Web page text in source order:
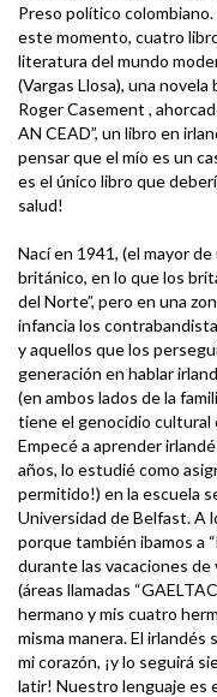
Preso político
este momento, cuatro
literatura del mundo
(Vargas Llosa), una
Roger Casement ,
AN CEAD”, un libro en
pensar que el mío es un
es el único libro que
salud!
Nací en 1941, (el mayor
británico, en lo que los
del Norte”, pero en una
infancia los
y aquellos que los
generación en hablar
(en ambos lados de la
tiene el genocidio cultural
Empecé a aprender
años, lo estudié como
permitido!) en la escuela
Universidad de Belfast. A
porque también ibamos a
durante las vacaciones de
(áreas llamadas
hermano y mis cuatro
misma manera. El
mi corazón, ¡y lo seguirá
latir! Nuestro lenguaje es